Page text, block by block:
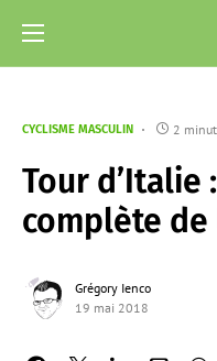
CYCLISME MASCULIN 2
Tour
complète de
Grégory Ienco
19 mai 2018